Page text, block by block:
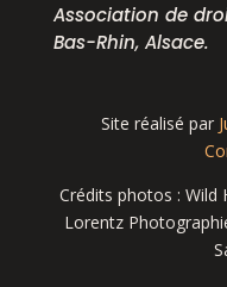
Association de
Bas-Rhin, Alsace.
Site réalisé par
Crédits photos : Wild
Lorentz